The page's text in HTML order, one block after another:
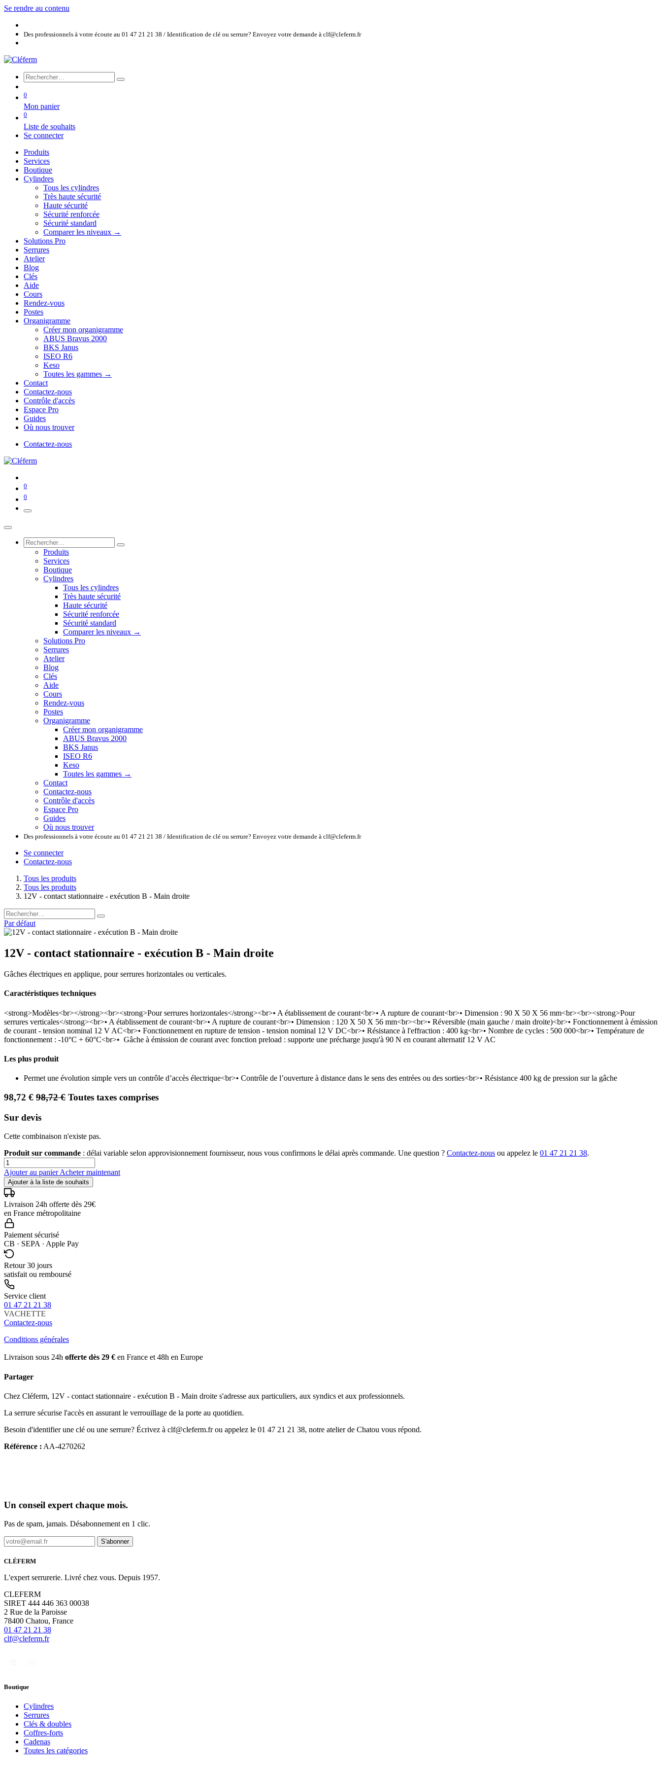
Se rendre au contenu
Des professionnels à votre écoute au 01 47 21 21 38 / Identification de clé ou serrure? Envoyez votre demande à clf@cleferm.fr
0
Mon panier
0
Liste de souhaits
Se connecter
Produits
Services
Boutique
Cylindres
Tous les cylindres
Très haute sécurité
Haute sécurité
Sécurité renforcée
Sécurité standard
Comparer les niveaux →
Solutions Pro
Serrures
Atelier
Blog
Clés
Aide
Cours
Rendez-vous
Postes
Organigramme
Créer mon organigramme
ABUS Bravus 2000
BKS Janus
ISEO R6
Keso
Toutes les gammes →
Contact
Contactez-nous
Contrôle d'accès
Espace Pro
Guides
Où nous trouver
Contactez-nous
0
0
Produits
Services
Boutique
Cylindres
Tous les cylindres
Très haute sécurité
Haute sécurité
Sécurité renforcée
Sécurité standard
Comparer les niveaux →
Solutions Pro
Serrures
Atelier
Blog
Clés
Aide
Cours
Rendez-vous
Postes
Organigramme
Créer mon organigramme
ABUS Bravus 2000
BKS Janus
ISEO R6
Keso
Toutes les gammes →
Contact
Contactez-nous
Contrôle d'accès
Espace Pro
Guides
Où nous trouver
Des professionnels à votre écoute au 01 47 21 21 38 / Identification de clé ou serrure? Envoyez votre demande à clf@cleferm.fr
Se connecter
Contactez-nous
Tous les produits
Tous les produits
12V - contact stationnaire - exécution B - Main droite
Par défaut
12V - contact stationnaire - exécution B - Main droite
Gâches électriques en applique, pour serrures horizontales ou verticales.
Caractéristiques techniques
<strong>Modèles<br></strong><br><strong>Pour serrures horizontales</strong><br>• A établissement de courant<br>• A rupture de courant<br>• Dimension : 90 X 50 X 56 mm<br><br><strong>Pour
serrures verticales</strong><br>• A établissement de courant<br>• A rupture de courant<br>• Dimension : 120 X 50 X 56 mm<br><br>• Réversible (main gauche / main droite)<br>• Fonctionnement à émission
de courant - tension nominal 12 V AC<br>• Fonctionnement en rupture de tension - tension nominal 12 V DC<br>• Résistance à l'effraction : 400 kg<br>• Nombre de cycles : 500 000<br>• Température de
fonctionnement : -10°C + 60°C<br>• Gâche à émission de courant avec fonction preload : supporte une précharge jusqu'à 90 N en courant alternatif 12 V AC
Les plus produit
Permet une évolution simple vers un contrôle d’accès électrique<br>• Contrôle de l’ouverture à distance dans le sens des entrées ou des sorties<br>• Résistance 400 kg de pression sur la gâche
98,72 € 98,72€ Toutes taxes comprises
Sur devis
Cette combinaison n'existe pas.
Produit sur commande : délai variable selon approvisionnement fournisseur, nous vous confirmons le délai après commande. Une question ? Contactez-nous ou appelez le 01 47 21 21 38.
Ajouter au panierAcheter maintenant
Ajouter à la liste de souhaits
Livraison 24h offerte dès 29€
en France métropolitaine
Paiement sécurisé
CB · SEPA · Apple Pay
Retour 30 jours
satisfait ou remboursé
Service client
01 47 21 21 38
VACHETTE
Contactez-nous
Conditions générales
Livraison sous 24h offerte dès 29 € en France et 48h en Europe
Partager
Chez Cléferm, 12V - contact stationnaire - exécution B - Main droite s'adresse aux particuliers, aux syndics et aux professionnels.
La serrure sécurise l'accès en assurant le verrouillage de la porte au quotidien.
Besoin d'identifier une clé ou une serrure? Écrivez à clf@cleferm.fr ou appelez le 01 47 21 21 38, notre atelier de Chatou vous répond.
Référence : AA-4270262
Un conseil expert chaque mois.
Pas de spam, jamais. Désabonnement en 1 clic.
S'abonner
CLÉFERM
L'expert serrurerie. Livré chez vous. Depuis 1957.
CLEFERM
SIRET 444 446 363 00038
2 Rue de la Paroisse
78400 Chatou, France
01 47 21 21 38
clf@cleferm.fr
Boutique
Cylindres
Serrures
Clés & doubles
Coffres-forts
Cadenas
Toutes les catégories